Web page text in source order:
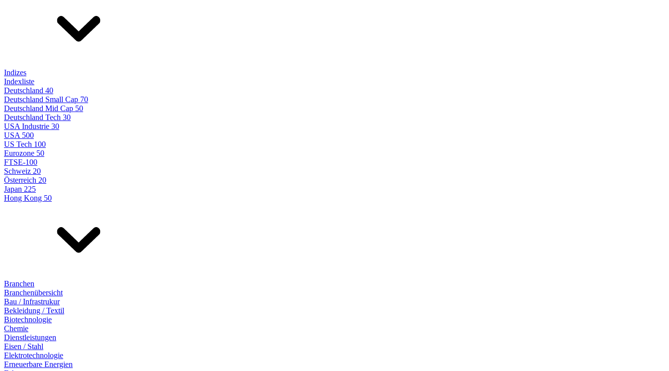
Indizes
Indexliste
Deutschland 40
Deutschland Small Cap 70
Deutschland Mid Cap 50
Deutschland Tech 30
USA Industrie 30
USA 500
US Tech 100
Eurozone 50
FTSE-100
Schweiz 20
Österreich 20
Japan 225
Hong Kong 50
Branchen
Branchenübersicht
Bau / Infrastrukur
Bekleidung / Textil
Biotechnologie
Chemie
Dienstleistungen
Eisen / Stahl
Elektrotechnologie
Erneuerbare Energien